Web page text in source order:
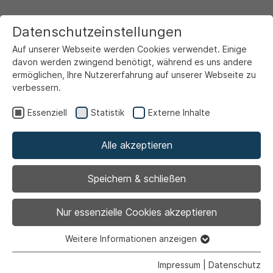
Unsere Serviceportale
Familienportal
Jugendförderung
7. Jugendschutz
7.3 Ordnungspartnerschaft „Ahlen City“
7.3
Ordnungspartnerschaft
Datenschutzeinstellungen
Auf unserer Webseite werden Cookies verwendet. Einige
davon werden zwingend benötigt, während es uns andere
ermöglichen, Ihre Nutzererfahrung auf unserer Webseite zu
verbessern.
Essenziell Statistik Externe Inhalte
Alle akzeptieren
Speichern & schließen
Nur essenzielle Cookies akzeptieren
Essenzielle Cookies werden für grundlegende Funktionen
Weitere Informationen anzeigen
Impressum Datenschutz